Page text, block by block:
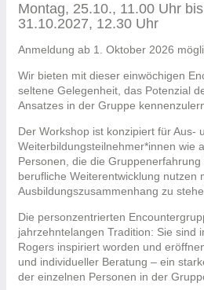
Montag, 25.10., 11.00 Uhr
31.10.2027, 12.30 Uhr
Anmeldung ab 1. Oktober 2026
Wir bieten mit dieser einwöchigen
seltene Gelegenheit, das Potenzial
Ansatzes in der Gruppe
Der Workshop ist konzipiert für Aus-
Weiterbildungsteilnehmer*innen wie
Personen, die die
berufliche Weiterentwicklung nutzen
Ausbildungszusammenhang zu
Die personzentrierten
jahrzehntelangen Tradition: Sie sind
Rogers inspiriert worden und
und individueller Beratung – ein
der einzelnen Personen in der